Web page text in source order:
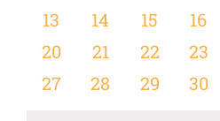
Veranstaltungen
0
Veranstaltungen
13
0
Veranstaltungen
14
0
15
0
16
0
Veranstaltungen
20
0
Veranstaltungen
21
0
22
0
23
0
27
0
28
0
29
0
30